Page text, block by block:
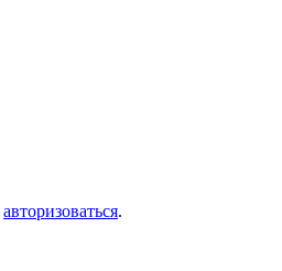
авторизоваться.